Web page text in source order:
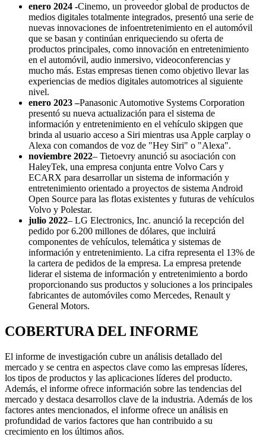
enero 2024 -Cinemo, un proveedor global de productos de
medios digitales totalmente integrados, presentó una serie de
nuevas innovaciones de infoentretenimiento en el automóvil
que se basan y continúan enriqueciendo su oferta de
productos principales, como innovación en entretenimiento
en el automóvil, audio inmersivo, videoconferencias y
mucho más. Estas empresas tienen como objetivo llevar las
experiencias de medios digitales automotrices al siguiente
nivel.
enero 2023 –Panasonic Automotive Systems Corporation
presentó su nueva actualización para el sistema de
información y entretenimiento en el vehículo skipgen que
brinda al usuario acceso a Siri mientras usa Apple carplay o
Alexa con comandos de voz de "Hey Siri" o "Alexa".
noviembre 2022– Tietoevry anunció su asociación con
HaleyTek, una empresa conjunta entre Volvo Cars y
ECARX para desarrollar un sistema de información y
entretenimiento orientado a proyectos de sistema Android
Open Source para las flotas existentes y futuras de vehículos
Volvo y Polestar.
julio 2022– LG Electronics, Inc. anunció la recepción del
pedido por 6.200 millones de dólares, que incluirá
componentes de vehículos, telemática y sistemas de
información y entretenimiento. La cifra representa el 13% de
la cartera de pedidos de la empresa. La empresa pretende
liderar el sistema de información y entretenimiento a bordo
proporcionando sus productos y soluciones a los principales
fabricantes de automóviles como Mercedes, Renault y
General Motors.
COBERTURA DEL INFORME
El informe de investigación cubre un análisis detallado del
mercado y se centra en aspectos clave como las empresas líderes,
los tipos de productos y las aplicaciones líderes del producto.
Además, el informe ofrece información sobre las tendencias del
mercado y destaca desarrollos clave de la industria. Además de los
factores antes mencionados, el informe ofrece un análisis en
profundidad de varios factores que han contribuido a su
crecimiento en los últimos años.